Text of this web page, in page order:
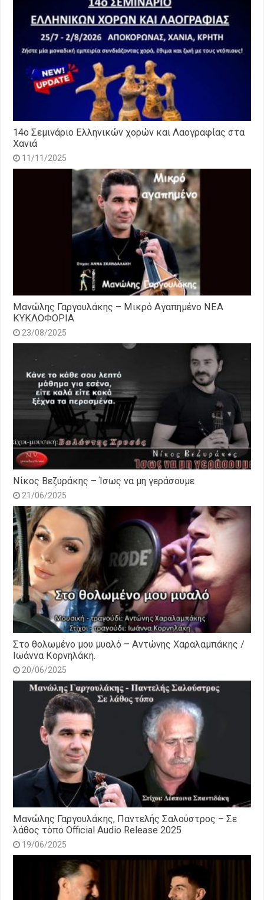
14o Σεμινάριο Ελληνικών χορών και Λαογραφίας στα
Χανιά
11/11/2025
Μανώλης Γαργουλάκης – Μικρό Αγαπημένο NEΑ
ΚΥΚΛΟΦΟΡΙΑ
23/08/2025
Νίκος Βεζυράκης – Ίσως να μη γεράσουμε
21/06/2025
Στο θολωμένο μου μυαλό – Αντώνης Χαραλαμπάκης /
Ιωάννα Κορνηλάκη.
20/06/2025
Μανώλης Γαργουλάκης, Παντελής Σαλούστρος – Σε
λάθος τόπο Official Audio Release 2025
19/06/2025